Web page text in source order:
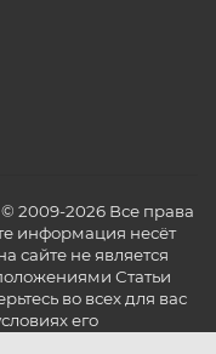
2009-2026 Все права
информация несёт
сайте не является
Статьи
во всех для вас
его